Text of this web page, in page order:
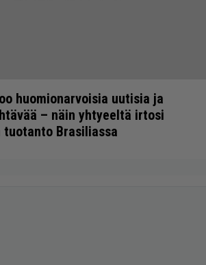
huomionarvoisia uutisia ja
– näin yhtyeeltä irtosi
Brasiliassa